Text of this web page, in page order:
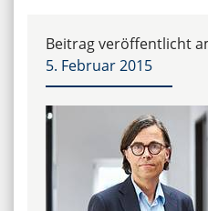
Beitrag veröffentlicht
5. Februar 2015